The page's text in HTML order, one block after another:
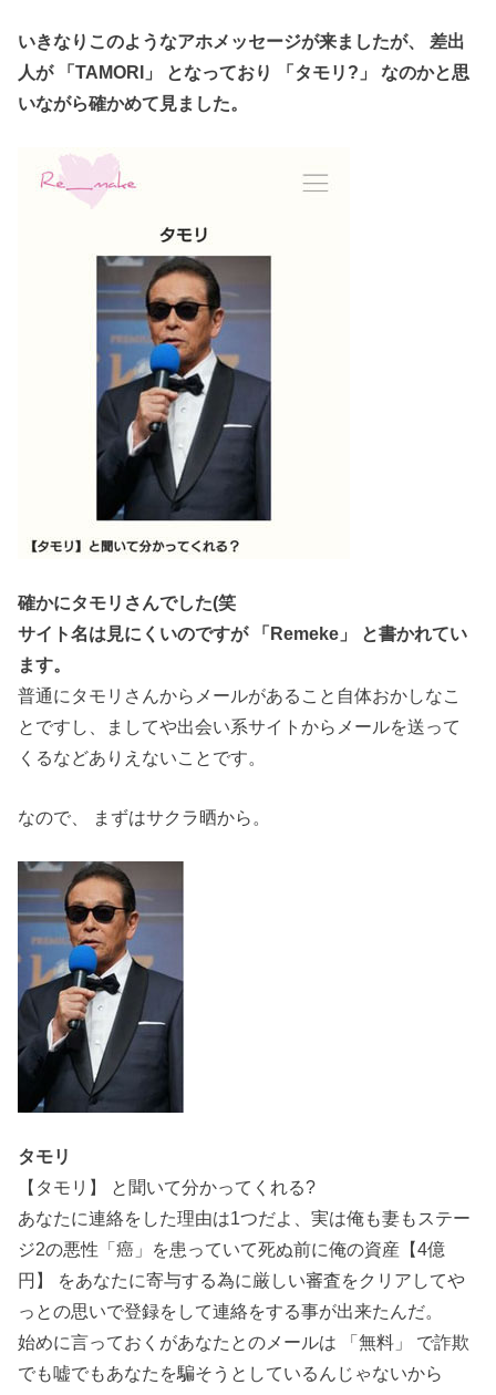
いきなりこのようなアホメッセージが来ましたが、 差出
人が 「TAMORI」 となっており 「タモリ?」 なのかと思
いながら確かめて見ました。
確かにタモリさんでした(笑
サイト名は見にくいのですが 「Remeke」 と書かれてい
ます。
普通にタモリさんからメールがあること自体おかしなこ
とですし、ましてや出会い系サイトからメールを送って
くるなどありえないことです。
なので、 まずはサクラ晒から。
タモリ
【タモリ】 と聞いて分かってくれる?
あなたに連絡をした理由は1つだよ、実は俺も妻もステー
ジ2の悪性「癌」を患っていて死ぬ前に俺の資産【4億
円】 をあなたに寄与する為に厳しい審査をクリアしてや
っとの思いで登録をして連絡をする事が出来たんだ。
始めに言っておくがあなたとのメールは 「無料」 で詐欺
でも嘘でもあなたを騙そうとしているんじゃないから